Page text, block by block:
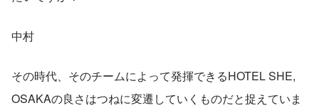
中村
その時代、そのチームによって発揮できるHOTEL SHE,
OSAKAの良さはつねに変遷していくものだと捉えていま